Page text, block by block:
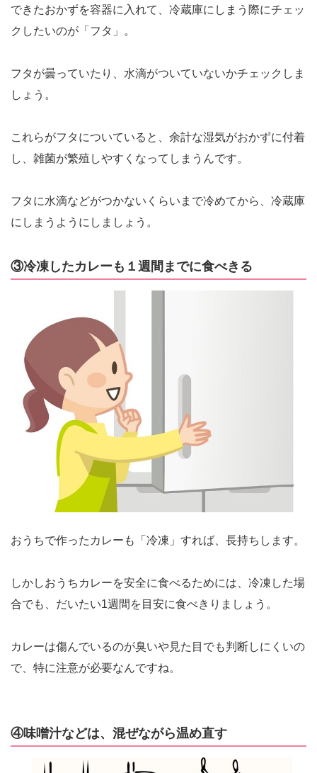
できたおかずを容器に入れて、冷蔵庫にしまう際にチェッ
クしたいのが「フタ」。
フタが曇っていたり、水滴がついていないかチェックしま
しょう。
これらがフタについていると、余計な湿気がおかずに付着
し、雑菌が繁殖しやすくなってしまうんです。
フタに水滴などがつかないくらいまで冷めてから、冷蔵庫
にしまうようにしましょう。
③冷凍したカレーも１週間までに食べきる
おうちで作ったカレーも「冷凍」すれば、長持ちします。
しかしおうちカレーを安全に食べるためには、冷凍した場
合でも、だいたい1週間を目安に食べきりましょう。
カレーは傷んでいるのが臭いや見た目でも判断しにくいの
で、特に注意が必要なんですね。
④味噌汁などは、混ぜながら温め直す